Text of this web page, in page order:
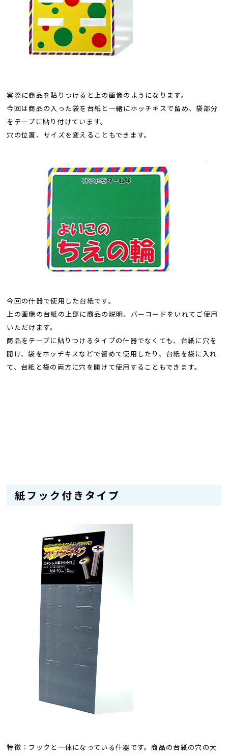
実際に商品を貼りつけると上の画像のようになります。
今回は商品の入った袋を台紙と一緒にホッチキスで留め、袋部分
をテープに貼り付けています。
穴の位置、サイズを変えることもできます。
今回の什器で使用した台紙です。
上の画像の台紙の上部に商品の説明、バーコードをいれてご使用
いただけます。
商品をテープに貼りつけるタイプの什器でなくても、台紙に穴を
開け、袋をホッチキスなどで留めて使用したり、台紙を袋に入れ
て、台紙と袋の両方に穴を開けて使用することもできます。
紙フック付きタイプ
特徴：フックと一体になっている什器です。商品の台紙の穴の大